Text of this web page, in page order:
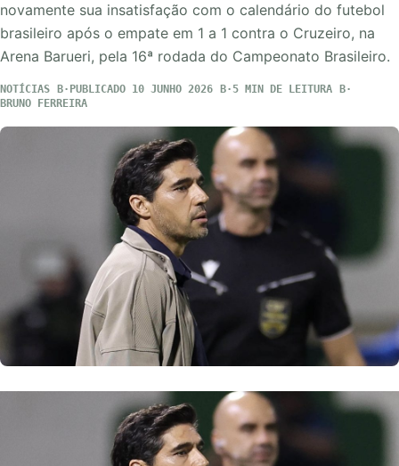
novamente sua insatisfação com o calendário do futebol
brasileiro após o empate em 1 a 1 contra o Cruzeiro, na
Arena Barueri, pela 16ª rodada do Campeonato Brasileiro.
NOTÍCIAS PUBLICADO 10 JUNHO 2026
5 MIN DE LEITURA
BRUNO FERREIRA